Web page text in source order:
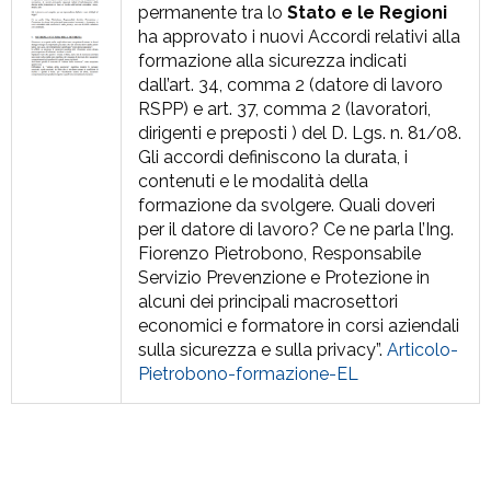
permanente tra lo Stato e le Regioni
ha approvato i nuovi Accordi relativi alla
formazione alla sicurezza indicati
dall’art. 34, comma 2 (datore di lavoro
RSPP) e art. 37, comma 2 (lavoratori,
dirigenti e preposti ) del D. Lgs. n. 81/08.
Gli accordi definiscono la durata, i
contenuti e le modalità della
formazione da svolgere. Quali doveri
per il datore di lavoro? Ce ne parla l’Ing.
Fiorenzo Pietrobono, Responsabile
Servizio Prevenzione e Protezione in
alcuni dei principali macrosettori
economici e formatore in corsi aziendali
sulla sicurezza e sulla privacy”. Articolo-
Pietrobono-formazione-EL